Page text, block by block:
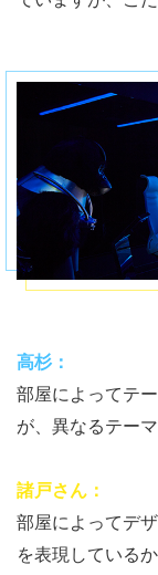
高杉：
部屋によってテ
が、異なるテー
諸戸さん：
部屋によってデ
を表現しているか